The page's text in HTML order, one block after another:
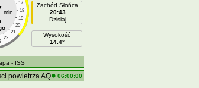
17
18
19
20
21
22
min
Zachód Słońca
20:43
Dzisiaj
Wysokość
14.4°
- ISS
powietrza AQ 06:00:00